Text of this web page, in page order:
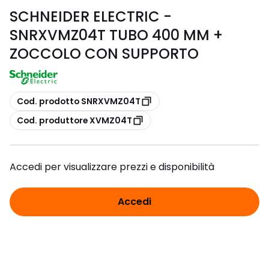
SCHNEIDER ELECTRIC -
SNRXVMZ04T TUBO 400 MM +
ZOCCOLO CON SUPPORTO
copia
Cod. prodotto SNRXVMZ04T
copia
Cod. produttore XVMZ04T
Accedi per visualizzare prezzi e disponibilità
Accedi